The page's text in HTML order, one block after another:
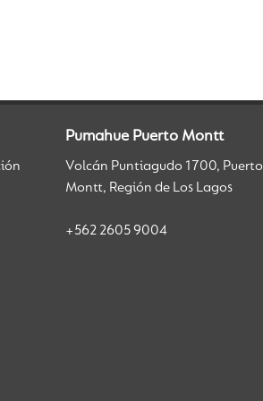
Pumahue Puerto Montt
Volcán Puntiagudo 1700, Puerto
Montt, Región de Los Lagos
+562 2605 9004